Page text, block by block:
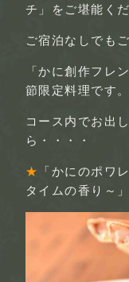
チ」をご堪能く
ご宿泊なしでも
「かに創作フレ
節限定料理です。
コース内でお出
ら・・・・
★
「かにのポワ
タイムの香り～」